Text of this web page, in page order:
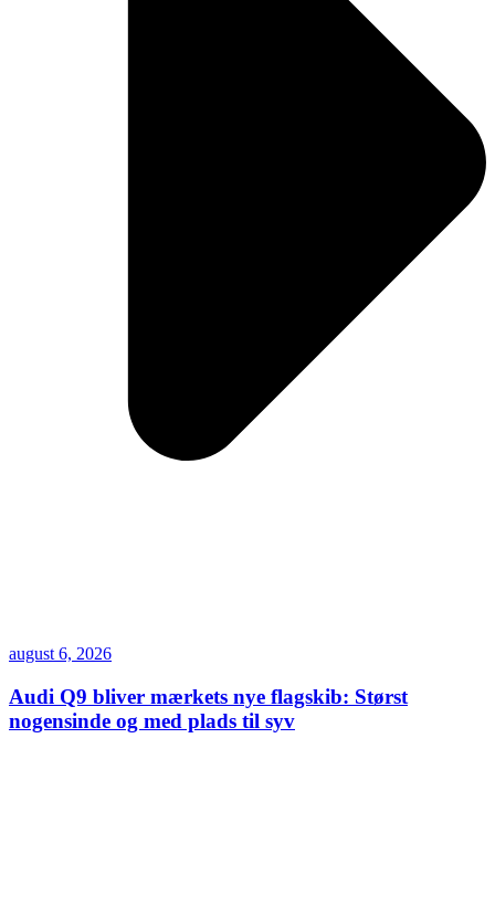
august 6, 2026
Audi Q9 bliver mærkets nye flagskib: Størst
nogensinde og med plads til syv